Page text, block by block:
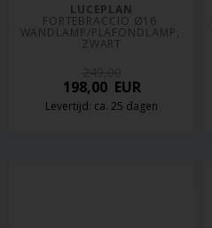
LUCEPLAN
FORTEBRACCIO Ø16
WANDLAMP/PLAFONDLAMP,
ZWART
198,00EUR
Levertijd: ca. 25 dagen